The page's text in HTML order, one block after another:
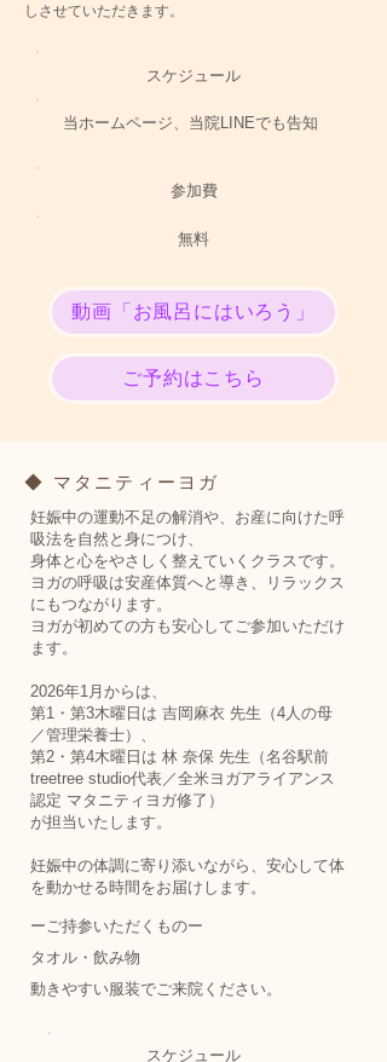
しさせていただきます。
スケジュール
当ホームページ、当院LINEでも告知
​参加費
無料
動画「お風呂にはいろう」
ご予約はこちら
◆ マタニティーヨガ
妊娠中の運動不足の解消や、お産に向けた呼
吸法を自然と身につけ、
身体と心をやさしく整えていくクラスです。
ヨガの呼吸は安産体質へと導き、リラックス
にもつながります。
ヨガが初めての方も安心してご参加いただけ
ます。
2026年1月からは、
第1・第3木曜日は 吉岡麻衣 先生（4人の母
／管理栄養士）、
第2・第4木曜日は 林 奈保 先生（名谷駅前
treetree studio代表／全米ヨガアライアンス
認定 マタニティヨガ修了）
が担当いたします。
妊娠中の体調に寄り添いながら、安心して体
を動かせる時間をお届けします。
ーご持参いただくものー
タオル・飲み物
動きやすい服装でご来院ください。
スケジュール